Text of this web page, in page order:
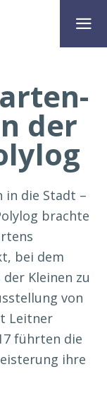
der
in die Stadt –
brachte
bei dem
Kleinen zu
von
Leitner
führten die
ihre